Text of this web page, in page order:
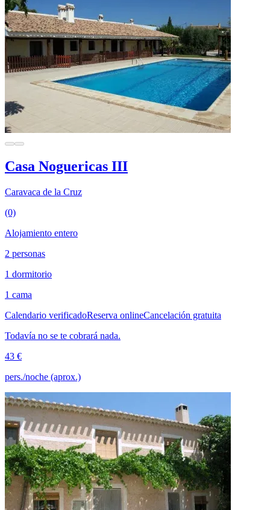
Casa Noguericas III
Caravaca de la Cruz
(0)
Alojamiento entero
2 personas
1 dormitorio
1 cama
Calendario verificadoReserva onlineCancelación gratuita
Todavía no se te cobrará nada.
43 €
pers./noche (aprox.)